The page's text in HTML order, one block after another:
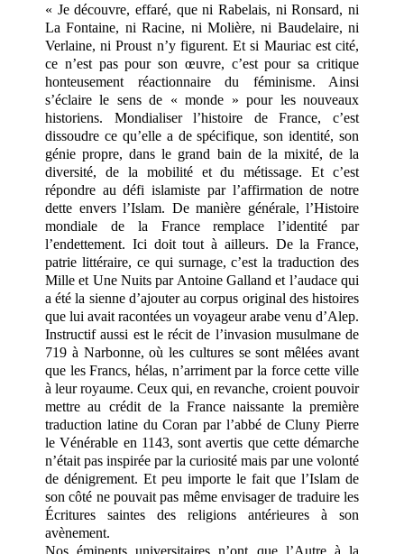
« Je découvre, effaré, que ni Rabelais, ni Ronsard, ni
La Fontaine, ni Racine, ni Molière, ni Baudelaire, ni
Verlaine, ni Proust n’y figurent. Et si Mauriac est cité,
ce n’est pas pour son œuvre, c’est pour sa critique
honteusement réactionnaire du féminisme. Ainsi
s’éclaire le sens de « monde » pour les nouveaux
historiens. Mondialiser l’histoire de France, c’est
dissoudre ce qu’elle a de spécifique, son identité, son
génie propre, dans le grand bain de la mixité, de la
diversité, de la mobilité et du métissage. Et c’est
répondre au défi islamiste par l’affirmation de notre
dette envers l’Islam. De manière générale, l’Histoire
mondiale de la France remplace l’identité par
l’endettement. Ici doit tout à ailleurs. De la France,
patrie littéraire, ce qui surnage, c’est la traduction des
Mille et Une Nuits par Antoine Galland et l’audace qui
a été la sienne d’ajouter au corpus original des histoires
que lui avait racontées un voyageur arabe venu d’Alep.
Instructif aussi est le récit de l’invasion musulmane de
719 à Narbonne, où les cultures se sont mêlées avant
que les Francs, hélas, n’arriment par la force cette ville
à leur royaume. Ceux qui, en revanche, croient pouvoir
mettre au crédit de la France naissante la première
traduction latine du Coran par l’abbé de Cluny Pierre
le Vénérable en 1143, sont avertis que cette démarche
n’était pas inspirée par la curiosité mais par une volonté
de dénigrement. Et peu importe le fait que l’Islam de
son côté ne pouvait pas même envisager de traduire les
Écritures saintes des religions antérieures à son
avènement.
Nos éminents universitaires n’ont que l’Autre à la